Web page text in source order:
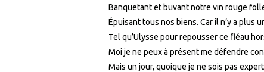
Banquetant et buvant notre vin rouge
Épuisant tous nos biens. Car il n’y a plus
Tel qu’Ulysse pour repousser ce fléau
Moi je ne peux à présent me défendre
Mais un jour, quoique je ne sois pas